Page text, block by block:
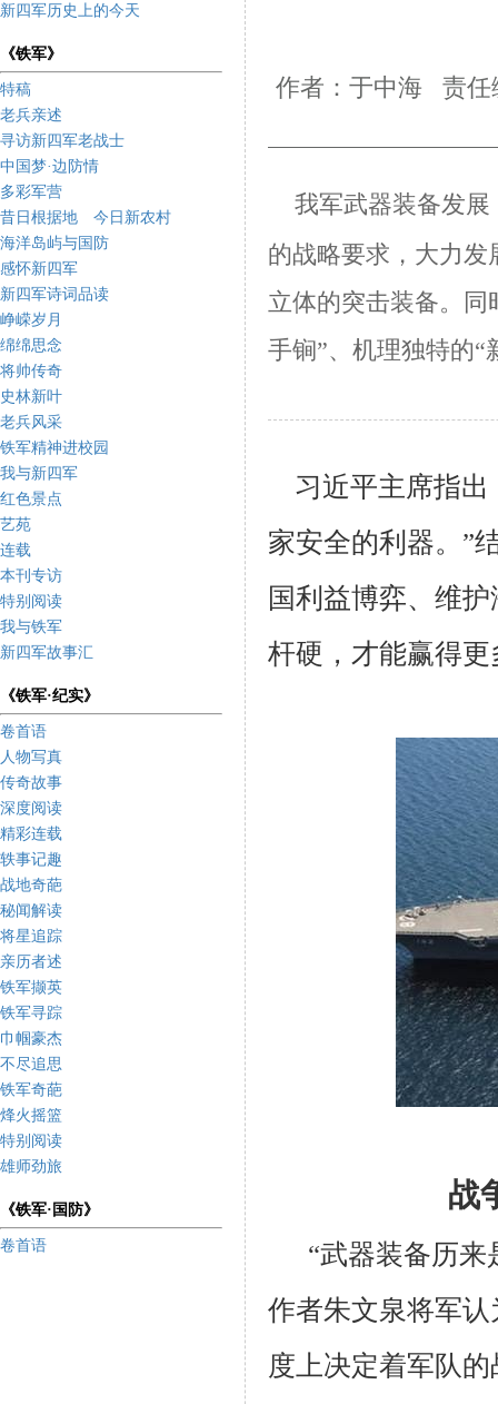
新四军历史上的今天
《铁军》
特稿
老兵亲述
寻访新四军老战士
中国梦·边防情
多彩军营
昔日根据地 今日新农村
海洋岛屿与国防
感怀新四军
新四军诗词品读
峥嵘岁月
绵绵思念
将帅传奇
史林新叶
老兵风采
铁军精神进校园
我与新四军
红色景点
艺苑
连载
本刊专访
特别阅读
我与铁军
新四军故事汇
《铁军·纪实》
卷首语
人物写真
传奇故事
深度阅读
精彩连载
轶事记趣
战地奇葩
秘闻解读
将星追踪
亲历者述
铁军撷英
铁军寻踪
巾帼豪杰
不尽追思
铁军奇葩
烽火摇篮
特别阅读
雄师劲旅
《铁军·国防》
卷首语
作者：于中海 责任
我军武器装备发展
的战略要求，大力
立体的突击装备。同
手锏”、机理独特的“
习近平主席指出
家安全的利器。”
国利益博弈、维
杆硬，才能赢得更
战
“武器装备历
作者朱文泉将军
度上决定着军队